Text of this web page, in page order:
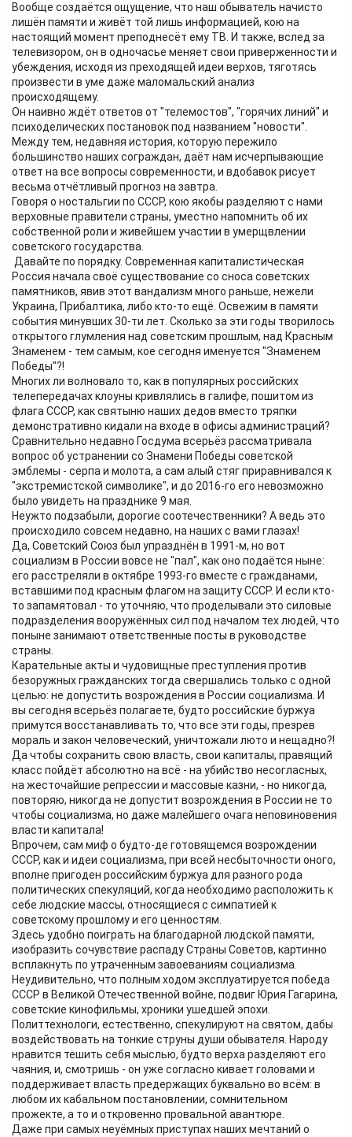
Вообще создаётся ощущение, что наш обыватель начисто
лишён памяти и живёт той лишь информацией, кою на
настоящий момент преподнесёт ему ТВ. И также, вслед за
телевизором, он в одночасье меняет свои приверженности и
убеждения, исходя из преходящей идеи верхов, тяготясь
произвести в уме даже маломальский анализ
происходящему.
Он наивно ждёт ответов от "телемостов", "горячих линий" и
психоделических постановок под названием "новости".
Между тем, недавняя история, которую пережило
большинство наших сограждан, даёт нам исчерпывающие
ответ на все вопросы современности, и вдобавок рисует
весьма отчётливый прогноз на завтра.
Говоря о ностальгии по СССР, кою якобы разделяют с нами
верховные правители страны, уместно напомнить об их
собственной роли и живейшем участии в умерщвлении
советского государства.
Давайте по порядку. Современная капиталистическая
Россия начала своё существование со сноса советских
памятников, явив этот вандализм много раньше, нежели
Украина, Прибалтика, либо кто-то ещё. Освежим в памяти
события минувших 30-ти лет. Сколько за эти годы творилось
открытого глумления над советским прошлым, над Красным
Знаменем - тем самым, кое сегодня именуется "Знаменем
Победы"?!
Многих ли волновало то, как в популярных российских
телепередачах клоуны кривлялись в галифе, пошитом из
флага СССР, как святыню наших дедов вместо тряпки
демонстративно кидали на входе в офисы администраций?
Сравнительно недавно Госдума всерьёз рассматривала
вопрос об устранении со Знамени Победы советской
эмблемы - серпа и молота, а сам алый стяг приравнивался к
"экстремистской символике", и до 2016-го его невозможно
было увидеть на празднике 9 мая.
Неужто подзабыли, дорогие соотечественники? А ведь это
происходило совсем недавно, на наших с вами глазах!
Да, Советский Союз был упразднён в 1991-м, но вот
социализм в России вовсе не "пал", как оно подаётся ныне:
его расстреляли в октябре 1993-го вместе с гражданами,
вставшими под красным флагом на защиту СССР. И если кто-
то запамятовал - то уточняю, что проделывали это силовые
подразделения вооружённых сил под началом тех людей, что
поныне занимают ответственные посты в руководстве
страны.
Карательные акты и чудовищные преступления против
безоружных гражданских тогда свершались только с одной
целью: не допустить возрождения в России социализма. И
вы сегодня всерьёз полагаете, будто российские буржуа
примутся восстанавливать то, что все эти годы, презрев
мораль и закон человеческий, уничтожали люто и нещадно?!
Да чтобы сохранить свою власть, свои капиталы, правящий
класс пойдёт абсолютно на всё - на убийство несогласных,
на жесточайшие репрессии и массовые казни, - но никогда,
повторяю, никогда не допустит возрождения в России не то
чтобы социализма, но даже малейшего очага неповиновения
власти капитала!
Впрочем, сам миф о будто-де готовящемся возрождении
СССР, как и идеи социализма, при всей несбыточности оного,
вполне пригоден российским буржуа для разного рода
политических спекуляций, когда необходимо расположить к
себе людские массы, относящиеся с симпатией к
советскому прошлому и его ценностям.
Здесь удобно поиграть на благодарной людской памяти,
изобразить сочувствие распаду Страны Советов, картинно
всплакнуть по утраченным завоеваниям социализма.
Неудивительно, что полным ходом эксплуатируется победа
СССР в Великой Отечественной войне, подвиг Юрия Гагарина,
советские кинофильмы, хроники ушедшей эпохи.
Политтехнологи, естественно, спекулируют на святом, дабы
воздействовать на тонкие струны души обывателя. Народу
нравится тешить себя мыслью, будто верха разделяют его
чаяния, и, смотришь - он уже согласно кивает головами и
поддерживает власть предержащих буквально во всём: в
любом их кабальном постановлении, сомнительном
прожекте, а то и откровенно провальной авантюре.
Даже при самых неуёмных приступах наших мечтаний о